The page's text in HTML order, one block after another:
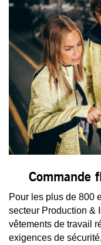
Commande
Pour les plus de 800
secteur Production &
vêtements de travail
exigences de